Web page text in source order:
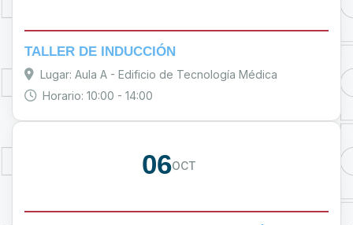
TALLER DE INDUCCIÓN
Lugar: Aula A - Edificio de Tecnología Médica
Horario: 10:00 - 14:00
06OCT